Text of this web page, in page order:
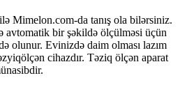
Mimelon.com-da tanış ola bilərsiniz.
avtomatik bir şəkildə ölçülməsi üçün
olunur. Evinizdə daim olması lazım
cihazdır. Təziq ölçən aparat